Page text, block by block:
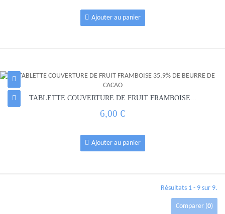
Ajouter au panier
TABLETTE COUVERTURE DE FRUIT FRAMBOISE...
6,00 €
Ajouter au panier
Résultats 1 - 9 sur 9.
Comparer (0)